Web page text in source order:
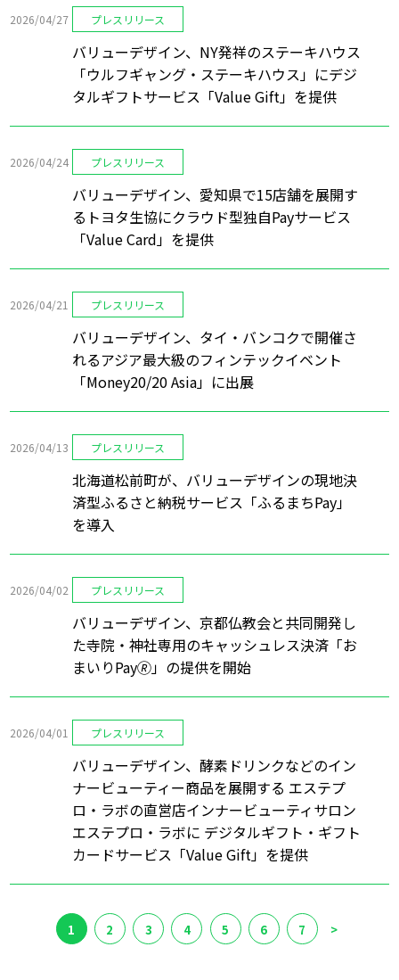
2026/04/27 プレスリリース
バリューデザイン、NY発祥のステーキハウス
「ウルフギャング・ステーキハウス」にデジ
タルギフトサービス「Value Gift」を提供
2026/04/24 プレスリリース
バリューデザイン、愛知県で15店舗を展開す
るトヨタ生協にクラウド型独自Payサービス
「Value Card」を提供
2026/04/21 プレスリリース
バリューデザイン、タイ・バンコクで開催さ
れるアジア最大級のフィンテックイベント
「Money20/20 Asia」に出展
2026/04/13 プレスリリース
北海道松前町が、バリューデザインの現地決
済型ふるさと納税サービス「ふるまちPay」
を導入
2026/04/02 プレスリリース
バリューデザイン、京都仏教会と共同開発し
た寺院・神社専用のキャッシュレス決済「お
まいりPay🄬」の提供を開始
2026/04/01 プレスリリース
バリューデザイン、酵素ドリンクなどのイン
ナービューティー商品を展開する エステプ
ロ・ラボの直営店インナービューティサロン
エステプロ・ラボに デジタルギフト・ギフト
カードサービス「Value Gift」を提供
1 2 3 4 5 6 7 >